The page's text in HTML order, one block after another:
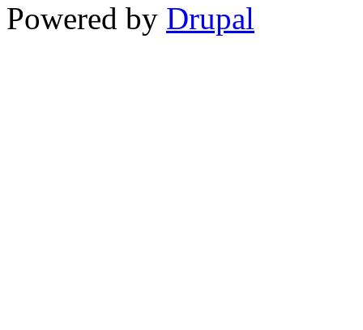
Powered by Drupal